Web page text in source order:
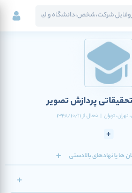
پردازش تصویر
، تهران، تهران | فعالاز1348/10/11
ها یا نهادهای بالادستی